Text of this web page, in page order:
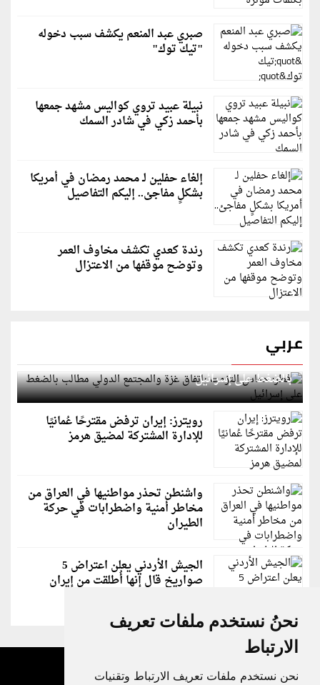
نحنُ نستخدم ملفات تعريف
الارتباط
نحن نستخدم ملفات تعريف الارتباط وتقنيات
صبري عبد المنعم يكشف سبب دخوله
"تيك توك"
نبيلة عبيد تروي كواليس مشهد جمعها
بأحمد زكي في شادر السمك
إلغاء حفلين لـ محمد رمضان في أمريكا
بشكلٍ مفاجئ.. إليكم التفاصيل
رندة كعدي تكشف مخاوف العمر
وتوضح موقفها من الاعتزال
عربي
قطر: حماس التزمت باتفاق غزة والمجتمع الدولي مطالب
بالضغط على إسرائيل
رويترز: إيران ترفض مقترحًا عُمانيًا
للإدارة المشتركة لمضيق هرمز
واشنطن تحذر مواطنيها في العراق من
مخاطر أمنية واضطرابات في حركة
الطيران
الجيش الأردني يعلن اعتراض 5
صواريخ قال إنها أُطلقت من إيران